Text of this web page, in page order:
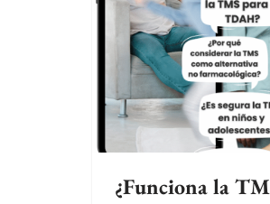
¿Funciona la